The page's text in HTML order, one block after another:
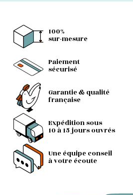
100%
sur-mesure
Paiement
sécurisé
Garantie & qualité
française
Expédition sous
10 à 15 jours ouvrés
Une équipe conseil
à votre écoute